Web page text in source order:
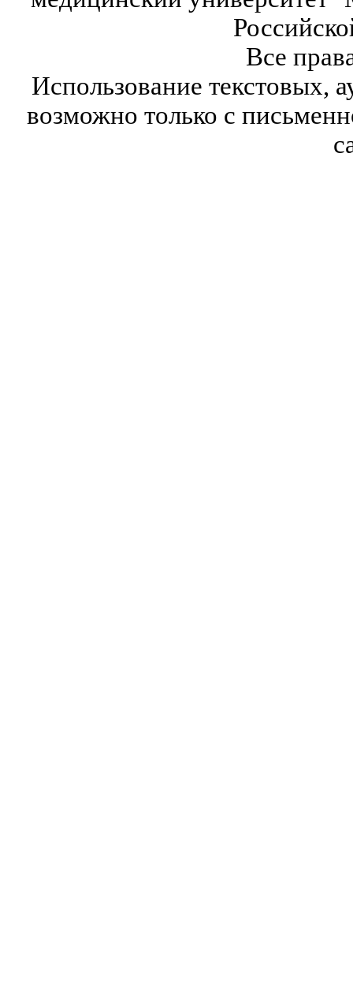
Все
Использование текстовых,
возможно только с